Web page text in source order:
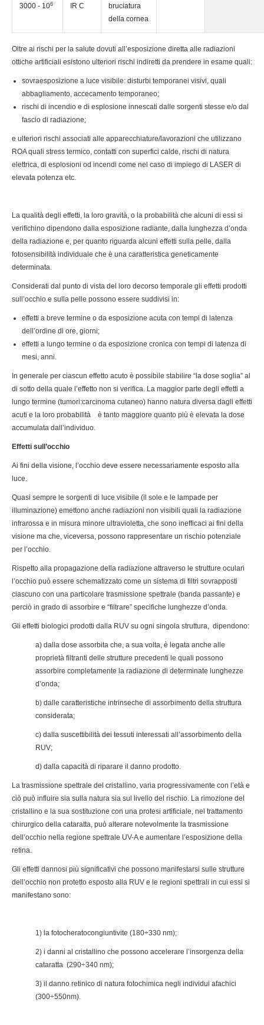
3000 - 106 IR C
bruciatura
della cornea
Oltre ai rischi per la salute dovuti all’esposizione diretta alle radiazioni
ottiche artificiali esistono ulteriori rischi indiretti da prendere in esame quali:
sovraesposizione a luce visibile: disturbi temporanei visivi, quali
abbagliamento, accecamento temporaneo;
rischi di incendio e di esplosione innescati dalle sorgenti stesse e/o dal
fascio di radiazione;
e ulteriori rischi associati alle apparecchiature/lavorazioni che utilizzano
ROA quali stress termico, contatti con superfici calde, rischi di natura
elettrica, di esplosioni od incendi come nel caso di impiego di LASER di
elevata potenza etc.
La qualità degli effetti, la loro gravità, o la probabilità che alcuni di essi si
verifichino dipendono dalla esposizione radiante, dalla lunghezza d’onda
della radiazione e, per quanto riguarda alcuni effetti sulla pelle, dalla
fotosensibilità individuale che è una caratteristica geneticamente
determinata.
Considerati dal punto di vista del loro decorso temporale gli effetti prodotti
sull’occhio e sulla pelle possono essere suddivisi in:
effetti a breve termine o da esposizione acuta con tempi di latenza
dell’ordine di ore, giorni;
effetti a lungo termine o da esposizione cronica con tempi di latenza di
mesi, anni.
In generale per ciascun effetto acuto è possibile stabilire “la dose soglia” al
di sotto della quale l’effetto non si verifica. La maggior parte degli effetti a
lungo termine (tumori:carcinoma cutaneo) hanno natura diversa dagli effetti
acuti e la loro probabilità è tanto maggiore quanto più è elevata la dose
accumulata dall’individuo.
Effetti sull’occhio
Ai fini della visione, l’occhio deve essere necessariamente esposto alla
luce.
Quasi sempre le sorgenti di luce visibile (il sole e le lampade per
illuminazione) emettono anche radiazioni non visibili quali la radiazione
infrarossa e in misura minore ultravioletta, che sono inefficaci ai fini della
visione ma che, viceversa, possono rappresentare un rischio potenziale
per l’occhio.
Rispetto alla propagazione della radiazione attraverso le strutture oculari
l’occhio può essere schematizzato come un sistema di filtri sovrapposti
ciascuno con una particolare trasmissione spettrale (banda passante) e
perciò in grado di assorbire e “filtrare” specifiche lunghezze d’onda.
Gli effetti biologici prodotti dalla RUV su ogni singola struttura, dipendono:
a) dalla dose assorbita che, a sua volta, è legata anche alle
proprietà filtranti delle strutture precedenti le quali possono
assorbire completamente la radiazione di determinate lunghezze
d’onda;
b) dalle caratteristiche intrinseche di assorbimento della struttura
considerata;
c) dalla suscettibilità dei tessuti interessati all’assorbimento della
RUV;
d) dalla capacità di riparare il danno prodotto.
La trasmissione spettrale del cristallino, varia progressivamente con l’età e
ciò può influire sia sulla natura sia sul livello del rischio. La rimozione del
cristallino e la sua sostituzione con una protesi artificiale, nel trattamento
chirurgico della cataratta, può alterare notevolmente la trasmissione
dell’occhio nella regione spettrale UV-A e aumentare l’esposizione della
retina.
Gli effetti dannosi più significativi che possono manifestarsi sulle strutture
dell’occhio non protetto esposto alla RUV e le regioni spettrali in cui essi si
manifestano sono:
1) la fotocheratocongiuntivite (180÷330 nm);
2) i danni al cristallino che possono accelerare l’insorgenza della
cataratta (290÷340 nm);
3) il danno retinico di natura fotochimica negli individui afachici
(300÷550nm).